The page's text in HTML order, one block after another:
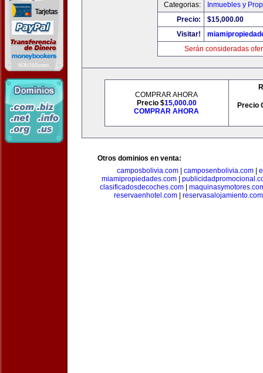
Categorias:
Inmuebles y
Precio:
$15,000.00
Visitar!
Serán consideradas
COMPRAR AHORA
Precio $15,000.00
COMPRAR AHORA
Precio
Otros dominios en venta:
camposbolivia.com| camposenbolivia.com|
miamipropiedades.com
clasificadosdecoches.com
reservaenhotel.com| reservasalojamiento.com